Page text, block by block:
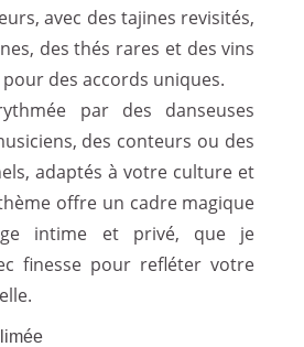
avec des tajines revisités,
des thés rares et des vins
des accords uniques.
par des danseuses
des conteurs ou des
adaptés à votre culture et
offre un cadre magique
intime et privé, que je
finesse pour refléter votre